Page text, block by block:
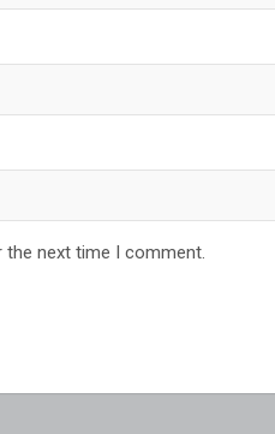
the next time I comment.